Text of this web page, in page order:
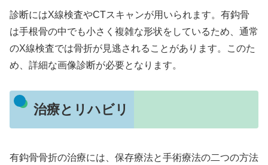
診断にはX線検査やCTスキャンが用いられます。有鈎骨
は手根骨の中でも小さく複雑な形状をしているため、通常
のX線検査では骨折が見逃されることがあります。このた
め、詳細な画像診断が必要となります。
治療とリハビリ
有鈎骨骨折の治療には、保存療法と手術療法の二つの方法